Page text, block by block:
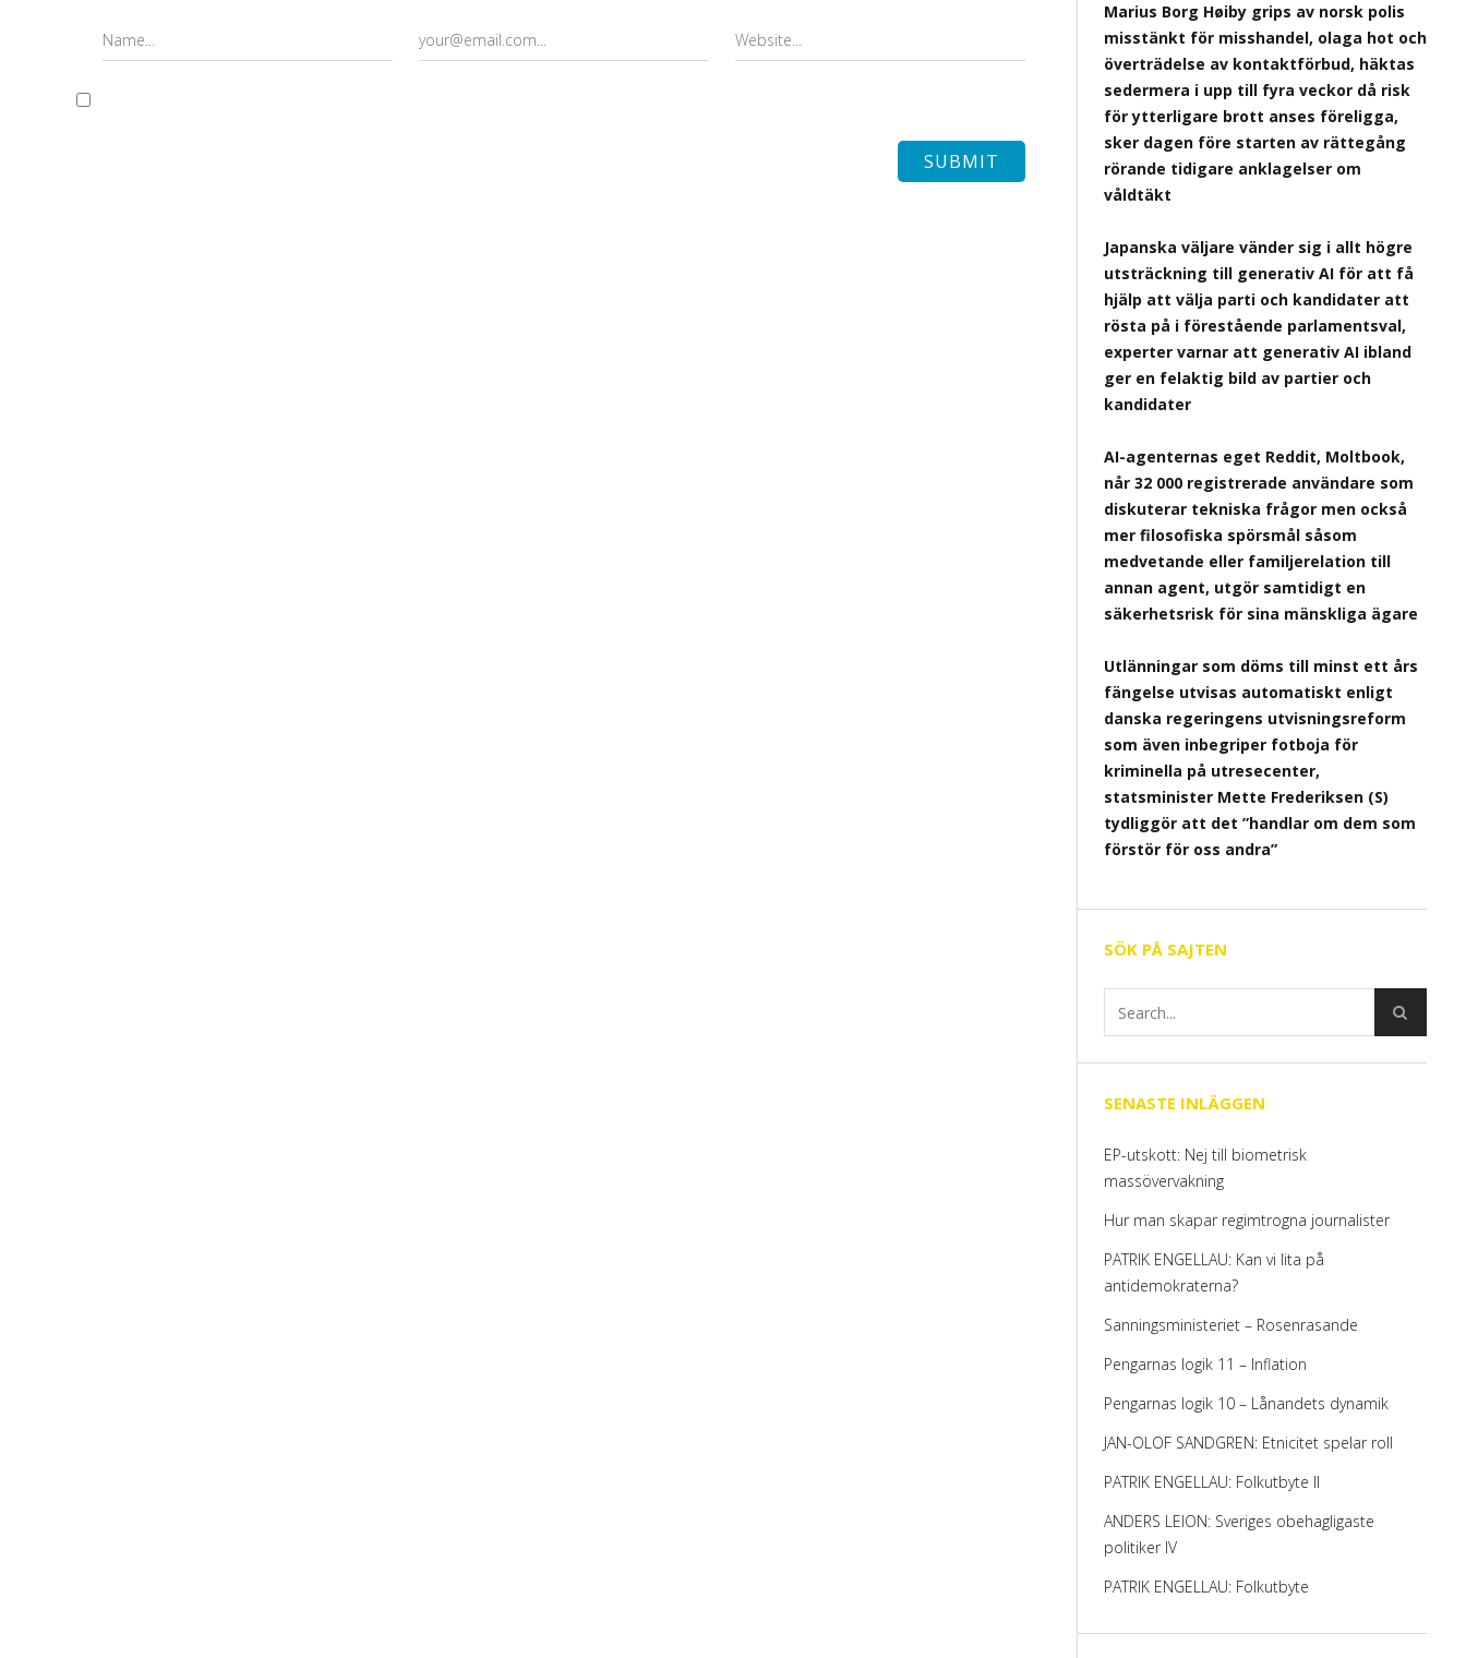
Marius Borg Høiby grips av norsk polis
misstänkt för misshandel, olaga hot och
överträdelse av kontaktförbud, häktas
sedermera i upp till fyra veckor då risk
för ytterligare brott anses föreligga,
sker dagen före starten av rättegång
rörande tidigare anklagelser om
våldtäkt
Japanska väljare vänder sig i allt högre
utsträckning till generativ AI för att få
hjälp att välja parti och kandidater att
rösta på i förestående parlamentsval,
experter varnar att generativ AI ibland
ger en felaktig bild av partier och
kandidater
AI-agenternas eget Reddit, Moltbook,
når 32 000 registrerade användare som
diskuterar tekniska frågor men också
mer filosofiska spörsmål såsom
medvetande eller familjerelation till
annan agent, utgör samtidigt en
säkerhetsrisk för sina mänskliga ägare
Utlänningar som döms till minst ett års
fängelse utvisas automatiskt enligt
danska regeringens utvisningsreform
som även inbegriper fotboja för
kriminella på utresecenter,
statsminister Mette Frederiksen (S)
tydliggör att det ”handlar om dem som
förstör för oss andra”
SÖK PÅ SAJTEN
SENASTE INLÄGGEN
EP-utskott: Nej till biometrisk
massövervakning
Hur man skapar regimtrogna journalister
PATRIK ENGELLAU: Kan vi lita på
antidemokraterna?
Sanningsministeriet – Rosenrasande
Pengarnas logik 11 – Inflation
Pengarnas logik 10 – Lånandets dynamik
JAN-OLOF SANDGREN: Etnicitet spelar roll
PATRIK ENGELLAU: Folkutbyte II
ANDERS LEION: Sveriges obehagligaste
politiker IV
PATRIK ENGELLAU: Folkutbyte